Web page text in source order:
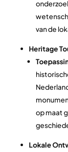
van de
Heritage
op maat
Lokale